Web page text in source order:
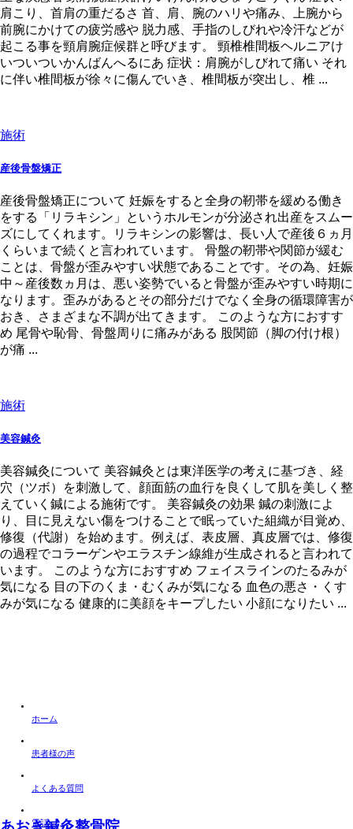
肩こり、首肩の重だるさ 首、肩、腕のハリや痛み、上腕から
前腕にかけての疲労感や 脱力感、手指のしびれや冷汗などが
起こる事を頸肩腕症候群と呼びます。 頸椎椎間板ヘルニアけ
いついついかんばんへるにあ 症状：肩腕がしびれて痛い それ
に伴い椎間板が徐々に傷んでいき、椎間板が突出し、椎 ...
施術
産後骨盤矯正
産後骨盤矯正について 妊娠をすると全身の靭帯を緩める働き
をする「リラキシン」というホルモンが分泌され出産をスムー
ズにしてくれます。リラキシンの影響は、長い人で産後６ヵ月
くらいまで続くと言われています。 骨盤の靭帯や関節が緩む
ことは、骨盤が歪みやすい状態であることです。その為、妊娠
中～産後数ヵ月は、悪い姿勢でいると骨盤が歪みやすい時期に
なります。歪みがあるとその部分だけでなく全身の循環障害が
おき、さまざまな不調が出てきます。 このような方におすす
め 尾骨や恥骨、骨盤周りに痛みがある 股関節（脚の付け根）
が痛 ...
施術
美容鍼灸
美容鍼灸について 美容鍼灸とは東洋医学の考えに基づき、経
穴（ツボ）を刺激して、顔面筋の血行を良くして肌を美しく整
えていく鍼による施術です。 美容鍼灸の効果 鍼の刺激によ
り、目に見えない傷をつけることで眠っていた組織が目覚め、
修復（代謝）を始めます。例えば、表皮層、真皮層では、修復
の過程でコラーゲンやエラスチン線維が生成されると言われて
います。 このような方におすすめ フェイスラインのたるみが
気になる 目の下のくま・むくみが気になる 血色の悪さ・くす
みが気になる 健康的に美顔をキープしたい 小顔になりたい ...
ホーム
患者様の声
よくある質問
電話